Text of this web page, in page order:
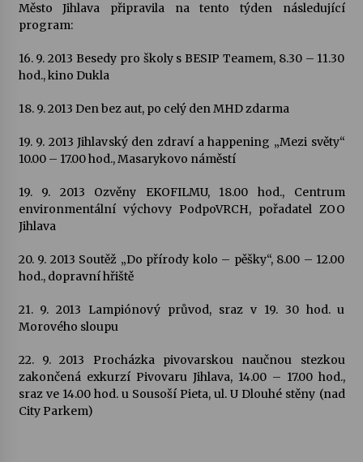
Město Jihlava připravila na tento týden následující
program:
16. 9. 2013 Besedy pro školy s BESIP Teamem, 8.30 – 11.30
hod., kino Dukla
18. 9. 2013 Den bez aut, po celý den MHD zdarma
19. 9. 2013 Jihlavský den zdraví a happening „Mezi světy“
10.00 – 17.00 hod., Masarykovo náměstí
19. 9. 2013 Ozvěny EKOFILMU, 18.00 hod., Centrum
environmentální výchovy PodpoVRCH, pořadatel ZOO
Jihlava
20. 9. 2013 Soutěž „Do přírody kolo – pěšky“, 8.00 – 12.00
hod., dopravní hřiště
21. 9. 2013 Lampiónový průvod, sraz v 19. 30 hod. u
Morového sloupu
22. 9. 2013 Procházka pivovarskou naučnou stezkou
zakončená exkurzí Pivovaru Jihlava, 14.00 – 17.00 hod.,
sraz ve 14.00 hod. u Sousoší Pieta, ul. U Dlouhé stěny (nad
City Parkem)